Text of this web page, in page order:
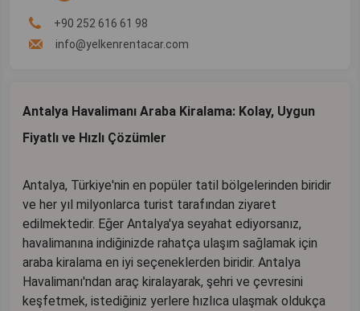
Antalya Havalimanı Araba Kiralama: Kolay, Uygun
Fiyatlı ve Hızlı Çözümler
Antalya, Türkiye'nin en popüler tatil bölgelerinden biridir
ve her yıl milyonlarca turist tarafından ziyaret
edilmektedir. Eğer Antalya'ya seyahat ediyorsanız,
havalimanına indiğinizde rahatça ulaşım sağlamak için
araba kiralama en iyi seçeneklerden biridir. Antalya
Havalimanı'ndan araç kiralayarak, şehri ve çevresini
keşfetmek, istediğiniz yerlere hızlıca ulaşmak oldukça
+90 252 616 61 98
info@yelkenrentacar.com